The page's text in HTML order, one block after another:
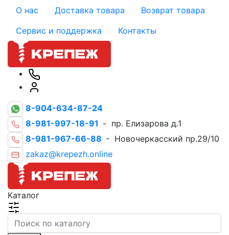
О нас Доставка товара
Возврат товара
Сервис и поддержка
Контакты
8-904-634-87-24
8-981-997-18-91 - пр. Елизарова д.1
8-981-967-66-88 - Новочеркасский пр.29/10
zakaz@krepezh.online
Каталог